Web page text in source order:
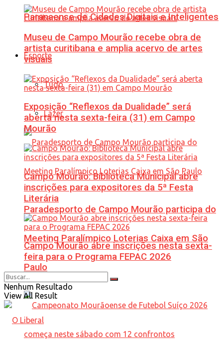
Paranaense de Cidades Digitais e Inteligentes
Esporte
Tudo
Lazer
Paradesporto de Campo Mourão participa do
Meeting Paralímpico Loterias Caixa em São
Paulo
Museu de Campo Mourão recebe obra de
artista curitibana e amplia acervo de artes
visuais
Exposição “Reflexos da Dualidade” será
aberta nesta sexta-feira (31) em Campo
Mourão
Campo Mourão: Biblioteca Municipal abre
inscrições para expositores da 5ª Festa
Literária
Campo Mourão abre inscrições nesta sexta-
feira para o Programa FEPAC 2026
Nenhum Resultado
View All Result